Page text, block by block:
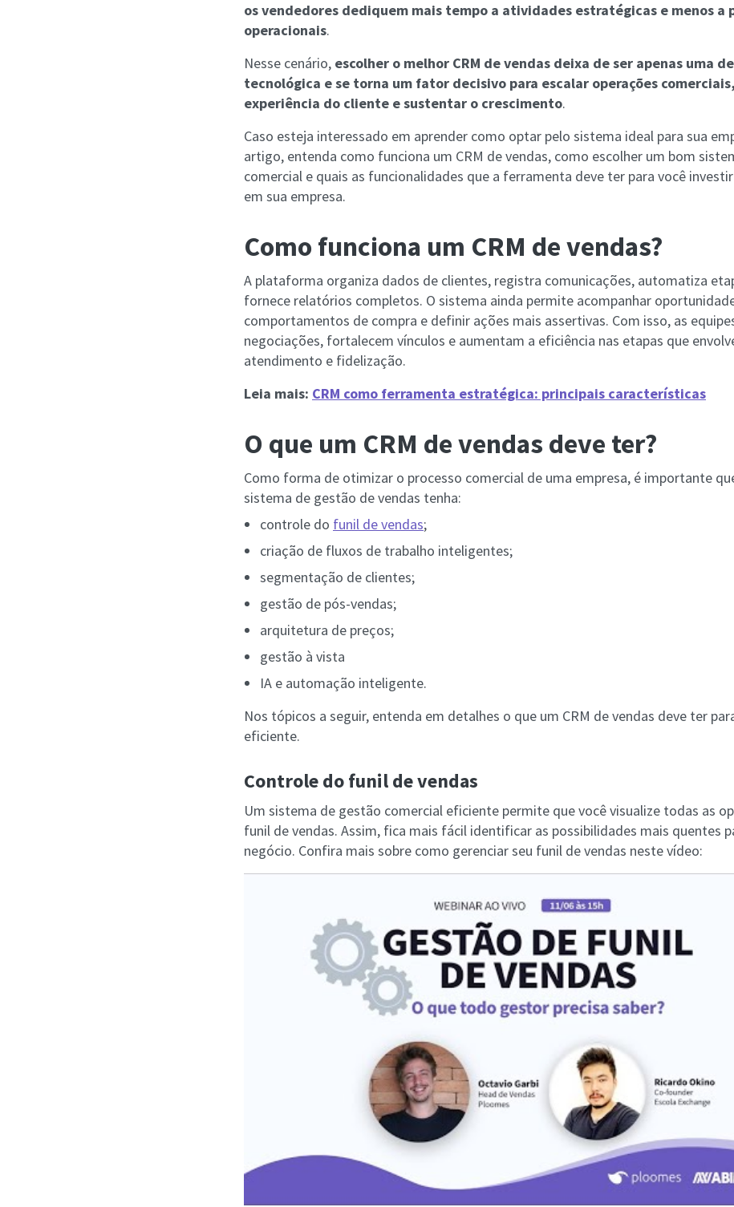
os vendedores dediquem mais tempo a atividades estratégicas e menos a
operacionais.
Nesse cenário, escolher o melhor CRM de vendas deixa de ser apenas uma
tecnológica e se torna um fator decisivo para escalar operações
experiência do cliente e sustentar o crescimento.
Caso esteja interessado em aprender como optar pelo sistema ideal para sua
artigo, entenda como funciona um CRM de vendas, como escolher um bom
comercial e quais as funcionalidades que a ferramenta deve ter para você
em sua empresa.
Como funciona um CRM de vendas?
A plataforma organiza dados de clientes, registra comunicações, automatiza
fornece relatórios completos. O sistema ainda permite acompanhar
comportamentos de compra e definir ações mais assertivas. Com isso, as
negociações, fortalecem vínculos e aumentam a eficiência nas etapas que
atendimento e fidelização.
Leia mais: CRM como ferramenta estratégica: principais características
O que um CRM de vendas deve ter?
Como forma de otimizar o processo comercial de uma empresa, é importante
sistema de gestão de vendas tenha:
controle do funil de vendas;
criação de fluxos de trabalho inteligentes;
segmentação de clientes;
gestão de pós-vendas;
arquitetura de preços;
gestão à vista
IA e automação inteligente.
Nos tópicos a seguir, entenda em detalhes o que um CRM de vendas deve ter
eficiente.
Controle do funil de vendas
Um sistema de gestão comercial eficiente permite que você visualize todas as
funil de vendas. Assim, fica mais fácil identificar as possibilidades mais quentes
negócio. Confira mais sobre como gerenciar seu funil de vendas neste vídeo: